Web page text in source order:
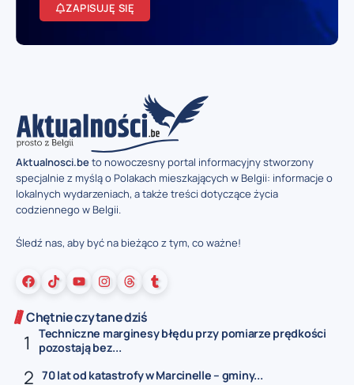
ZAPISUJĘ SIĘ
Aktualnosci.beto nowoczesny portal informacyjny stworzony
specjalnie z myślą o Polakach mieszkających w Belgii: informacje o
lokalnych wydarzeniach, a także treści dotyczące życia
codziennego w Belgii.
Śledź nas, aby być na bieżąco z tym, co ważne!
Chętnie czytane dziś
Techniczne marginesy błędu przy pomiarze prędkości
pozostają bez...
70 lat od katastrofy w Marcinelle – gminy...